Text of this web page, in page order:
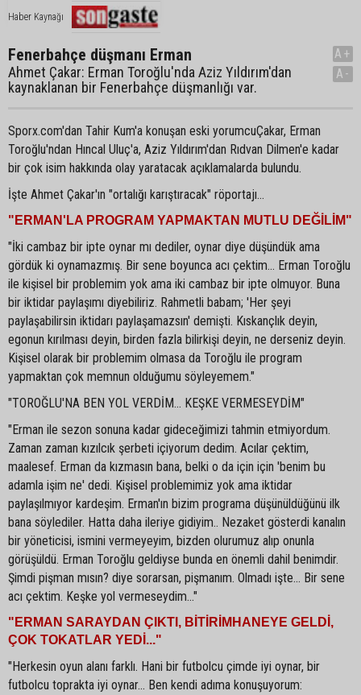
Haber Kaynağı
Fenerbahçe düşmanı Erman
Ahmet Çakar: Erman Toroğlu'nda Aziz Yıldırım'dan
kaynaklanan bir Fenerbahçe düşmanlığı var.
A+
A-
Sporx.com'dan Tahir Kum'a konuşan eski yorumcuÇakar, Erman
Toroğlu'ndan Hıncal Uluç'a, Aziz Yıldırım'dan Rıdvan Dilmen'e kadar
bir çok isim hakkında olay yaratacak açıklamalarda bulundu.
İşte Ahmet Çakar'ın "ortalığı karıştıracak" röportajı...
"ERMAN'LA PROGRAM YAPMAKTAN MUTLU DEĞİLİM"
"İki cambaz bir ipte oynar mı dediler, oynar diye düşündük ama
gördük ki oynamazmış. Bir sene boyunca acı çektim... Erman Toroğlu
ile kişisel bir problemim yok ama iki cambaz bir ipte olmuyor. Buna
bir iktidar paylaşımı diyebiliriz. Rahmetli babam; 'Her şeyi
paylaşabilirsin iktidarı paylaşamazsın' demişti. Kıskançlık deyin,
egonun kırılması deyin, birden fazla bilirkişi deyin, ne derseniz deyin.
Kişisel olarak bir problemim olmasa da Toroğlu ile program
yapmaktan çok memnun olduğumu söyleyemem."
"TOROĞLU'NA BEN YOL VERDİM... KEŞKE VERMESEYDİM"
"Erman ile sezon sonuna kadar gideceğimizi tahmin etmiyordum.
Zaman zaman kızılcık şerbeti içiyorum dedim. Acılar çektim,
maalesef. Erman da kızmasın bana, belki o da için için 'benim bu
adamla işim ne' dedi. Kişisel problemimiz yok ama iktidar
paylaşılmıyor kardeşim. Erman'ın bizim programa düşünüldüğünü ilk
bana söylediler. Hatta daha ileriye gidiyim.. Nezaket gösterdi kanalın
bir yöneticisi, ismini vermeyeyim, bizden olurumuz alıp onunla
görüşüldü. Erman Toroğlu geldiyse bunda en önemli dahil benimdir.
Şimdi pişman mısın? diye sorarsan, pişmanım. Olmadı işte... Bir sene
acı çektim. Keşke yol vermeseydim..."
"ERMAN SARAYDAN ÇIKTI, BİTİRİMHANEYE GELDİ,
ÇOK TOKATLAR YEDİ..."
"Herkesin oyun alanı farklı. Hani bir futbolcu çimde iyi oynar, bir
futbolcu toprakta iyi oynar... Ben kendi adıma konuşuyorum: